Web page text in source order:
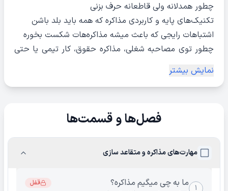
چطور همدلانه ولی قاطعانه حرف بزنی
تکنیک‌های پایه و کاربردی مذاکره که همه باید بلد باشن
اشتباهات رایجی که باعث میشه مذاکره‌هات شکست بخوره
چطور توی مصاحبه شغلی، مذاکره حقوق، کار تیمی یا حتی
خرید و فروش قوی ظاهر شی
نمایش بیشتر
فصل‌ها و قسمت‌ها
مهارت‌های مذاکره و متقاعد سازی
۱ ما به چی میگیم مذاکره؟ قفل